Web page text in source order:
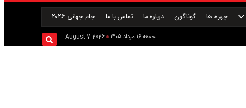
چهره ها گوناگون درباره ما تماس با ما جام جهانی ۲۰۲۶
جمعه ۱۶ مرداد ۱۴۰۵ 2026 August 7